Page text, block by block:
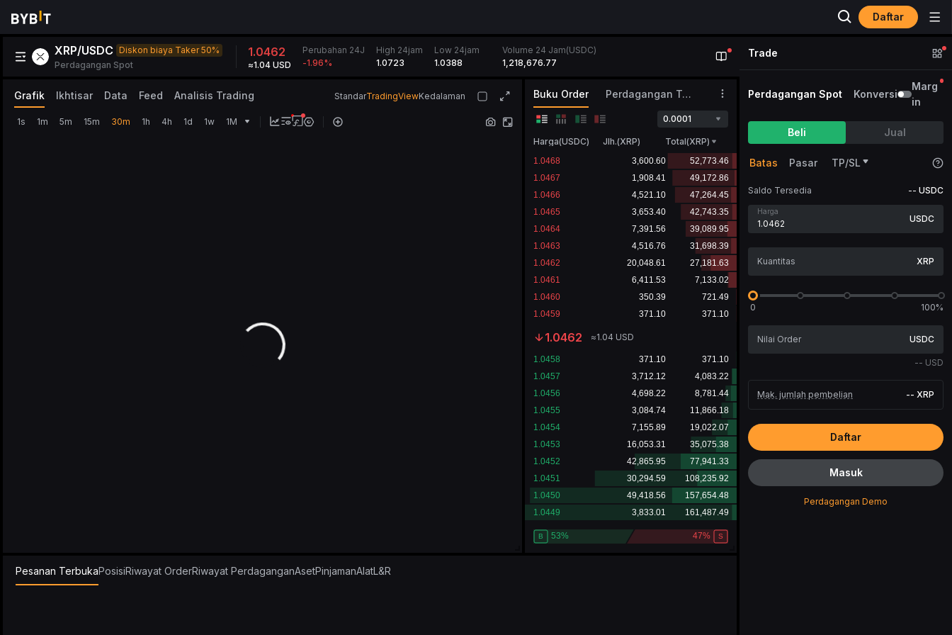
Daftar
XRP/USDC Diskon biaya Taker 50%
Perdagangan Spot
1.0462
≈1.04 USD
Perubahan 24J
-1.96%
High 24jam
1.0723
Low 24jam
1.0388
Volume 24 Jam(USDC)
1,218,676.77
Grafik Ikhtisar Data Feed Analisis Trading StandarTradingViewKedalaman
1s 1m 5m 15m 30m 1h 4h 1d 1w 1M
Buku Order Perdagangan Terbaru
0.0001
Harga(USDC) Jlh.(XRP) Total(XRP)
1.0462 ≈1.04 USD
Pesanan TerbukaPosisiRiwayat OrderRiwayat PerdaganganAsetPinjamanAlatL&R
Trade
Perdagangan Spot Konversi
Marg
in
Beli Jual
Batas Pasar TP/SL
Saldo Tersedia -- USDC
Harga
USDC
XRP
0 100%
USDC
-- USD
Mak. jumlah pembelian -- XRP
Daftar
Masuk
Perdagangan Demo